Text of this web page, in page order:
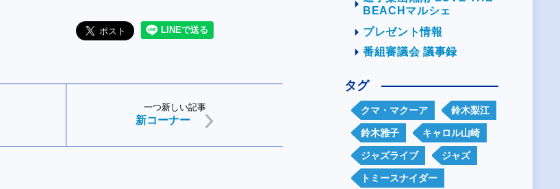
一つ新しい記事
新コーナー
BEACHマルシェ
プレゼント情報
番組審議会 議事録
タグ
クマ・マクーア 鈴木梨江
鈴木雅子 キャロル山崎
ジャズライブ ジャズ
トミースナイダー